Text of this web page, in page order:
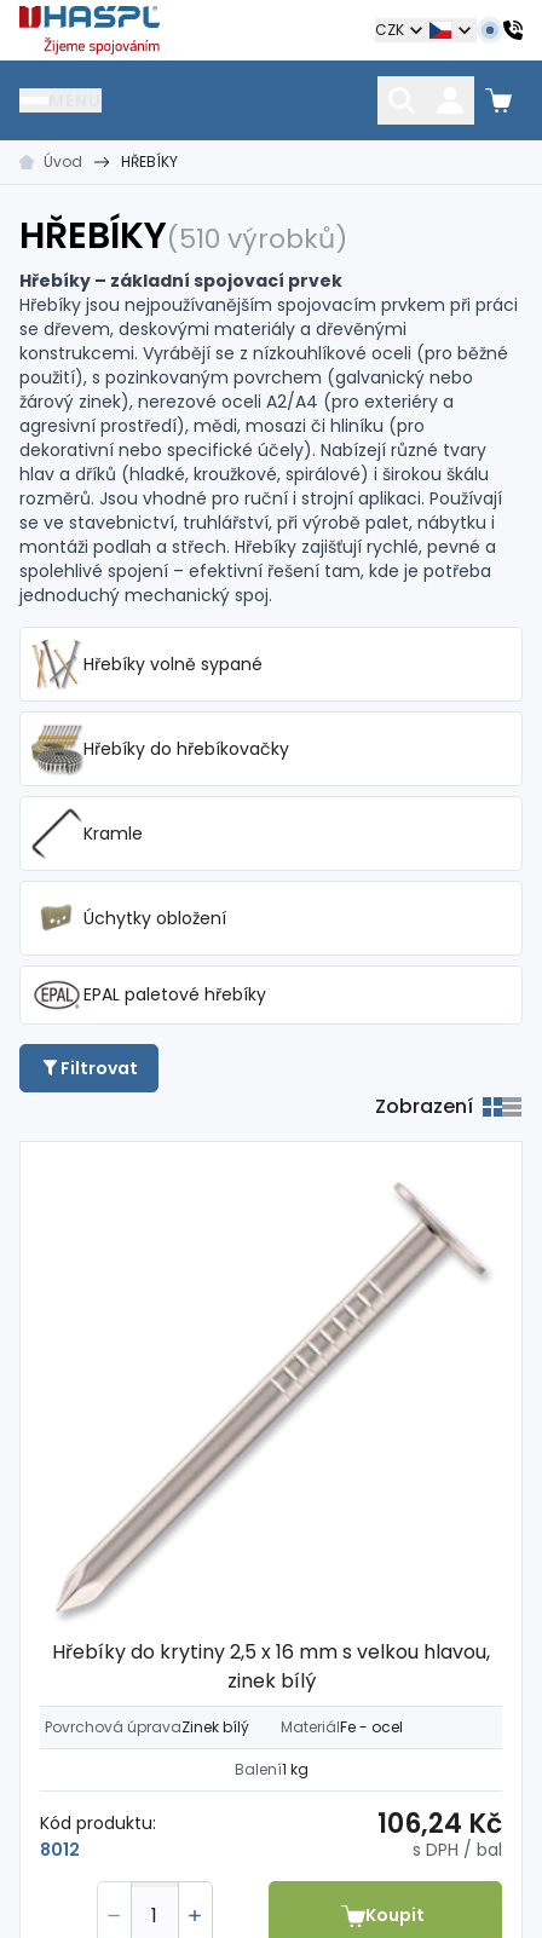
Hašpl CZK
HŘEBÍKY SPOJOVACÍ MATERIÁL
Úvod HŘEBÍKY
HŘEBÍKY(510 výrobků)
Hřebíky – základní spojovací prvek
Hřebíky jsou nejpoužívanějším spojovacím prvkem při práci
se dřevem, deskovými materiály a dřevěnými
konstrukcemi. Vyrábějí se z nízkouhlíkové oceli (pro běžné
použití), s pozinkovaným povrchem (galvanický nebo
žárový zinek), nerezové oceli A2/A4 (pro exteriéry a
agresivní prostředí), mědi, mosazi či hliníku (pro
dekorativní nebo specifické účely). Nabízejí různé tvary
hlav a dříků (hladké, kroužkové, spirálové) i širokou škálu
rozměrů. Jsou vhodné pro ruční i strojní aplikaci. Používají
se ve stavebnictví, truhlářství, při výrobě palet, nábytku i
montáži podlah a střech. Hřebíky zajišťují rychlé, pevné a
spolehlivé spojení – efektivní řešení tam, kde je potřeba
jednoduchý mechanický spoj.
Hřebíky volně sypané
Hřebíky do hřebíkovačky
Kramle
Úchytky obložení
EPAL paletové hřebíky
Filtrovat
Zobrazení
Hřebíky do krytiny 2,5 x 16 mm s velkou hlavou,
zinek bílý
Povrchová úpravaZinek bílý MateriálFe - ocel
Balení1 kg
Kód produktu:
8012
106,24 Kč
s DPH / bal
Koupit